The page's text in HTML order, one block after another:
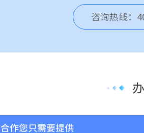
咨询热线：
作您只需要提供